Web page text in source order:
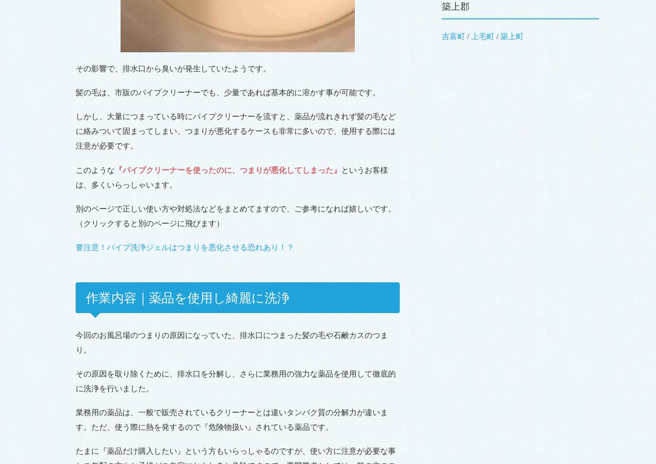
その影響で、排水口から臭いが発生していたようです。
髪の毛は、市販のパイプクリーナーでも、少量であれば基本的に溶かす事が可能です。
しかし、大量につまっている時にパイプクリーナーを流すと、薬品が流れきれず髪の毛など
に絡みついて固まってしまい、つまりが悪化するケースも非常に多いので、使用する際には
注意が必要です。
このような 『パイプクリーナーを使ったのに、つまりが悪化してしまった』 というお客様
は、多くいらっしゃいます。
別のページで正しい使い方や対処法などをまとめてますので、ご参考になれば嬉しいです。
（クリックすると別のページに飛びます）
要注意！パイプ洗浄ジェルはつまりを悪化させる恐れあり！？
作業内容｜薬品を使用し綺麗に洗浄
今回のお風呂場のつまりの原因になっていた、排水口につまった髪の毛や石鹸カスのつま
り。
その原因を取り除くために、排水口を分解し、さらに業務用の強力な薬品を使用して徹底的
に洗浄を行いました。
業務用の薬品は、一般で販売されているクリーナーとは違いタンパク質の分解力が違いま
す。ただ、使う際に熱を発するので『危険物扱い』されている薬品です。
たまに『薬品だけ購入したい』という方もいらっしゃるのですが、使い方に注意が必要な事
築上郡
吉富町 / 上毛町 /築上町